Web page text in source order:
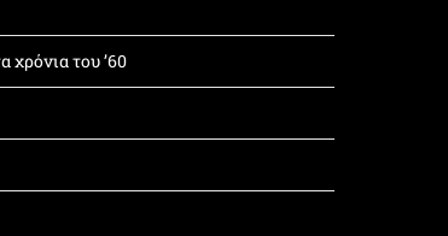
χρόνια του ’60